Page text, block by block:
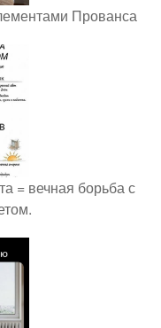
Прованса
= вечная борьба с